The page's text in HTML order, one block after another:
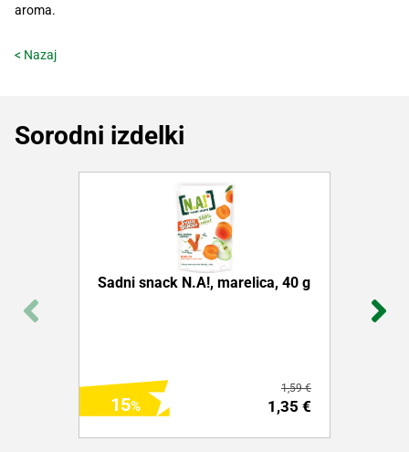
aroma.
< Nazaj
Sorodni izdelki
Sadni snack N.A!, marelica, 40 g
1,35 €
1,59 €
15